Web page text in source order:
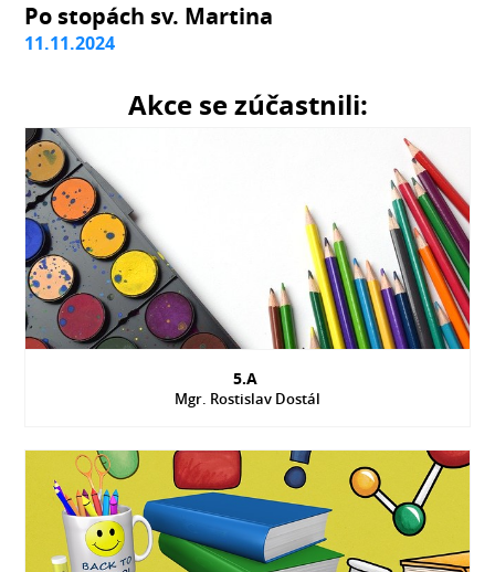
Po stopách sv. Martina
11.11.2024
Akce se zúčastnili:
5.A
Mgr. Rostislav Dostál